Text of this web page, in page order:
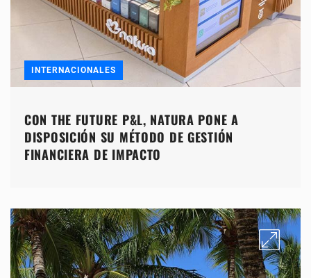
INTERNACIONALES
CON THE FUTURE P&L, NATURA PONE A
DISPOSICIÓN SU MÉTODO DE GESTIÓN
FINANCIERA DE IMPACTO